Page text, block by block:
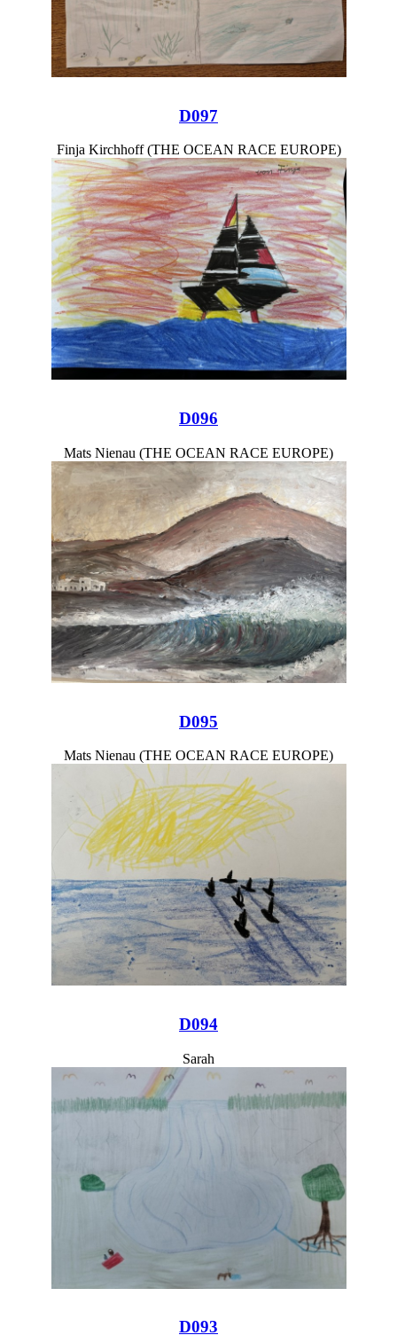
D097
Finja Kirchhoff (THE OCEAN RACE EUROPE)
D096
Mats Nienau (THE OCEAN RACE EUROPE)
D095
Mats Nienau (THE OCEAN RACE EUROPE)
D094
Sarah
D093